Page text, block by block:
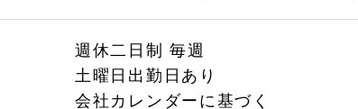
週休二日制 毎週
土曜日出勤日あり
会社カレンダーに基づく